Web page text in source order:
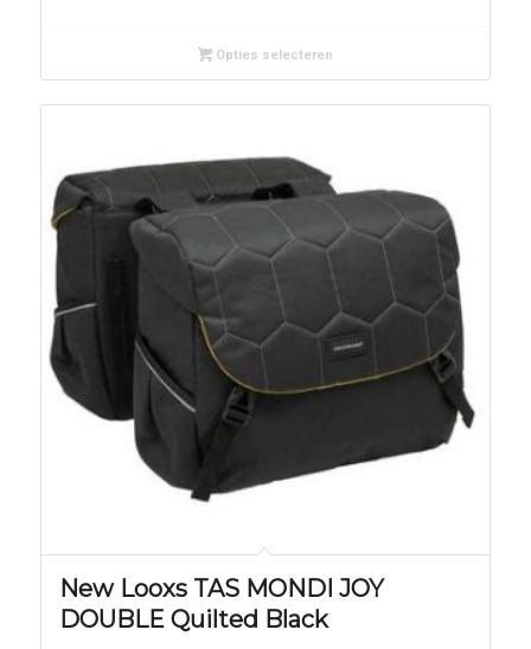
Opties selecteren
New Looxs TAS MONDI JOY
DOUBLE Quilted Black